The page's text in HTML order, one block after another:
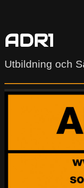
INFÖR UTBILDNING OCH
KONTAKTA
ADR1
Utbildning och